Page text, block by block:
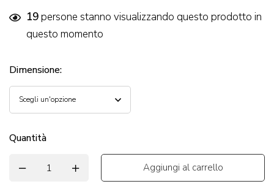
19persone stanno visualizzando questo prodotto in
questo momento
Dimensione:
Quantità
Aggiungi al carrello